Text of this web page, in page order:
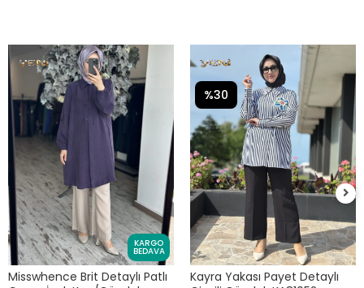
KARGO
BEDAVA
Misswhence Brit Detaylı Patlı
Kayra Yakası Payet Detaylı
%30